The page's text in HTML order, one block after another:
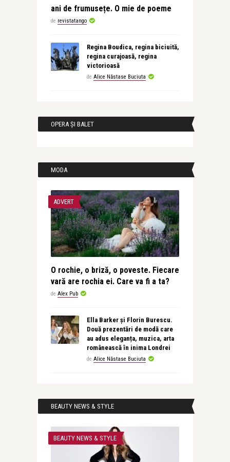
ani de frumusețe. O mie de poeme
de revistatango
Regina Boudica, regina biciuită,
regina curajoasă, regina
victorioasă
de Alice Năstase Buciuta
OPERA ȘI BALET
MODA
ADVERT
O rochie, o briză, o poveste. Fiecare
vară are rochia ei. Care va fi a ta?
de Alex Pub
Ella Barker și Florin Burescu.
Două prezentări de modă care
au adus eleganța, muzica, arta
românească în inima Londrei
de Alice Năstase Buciuta
BEAUTY NEWS & STYLE
BEAUTY NEWS & STYLE